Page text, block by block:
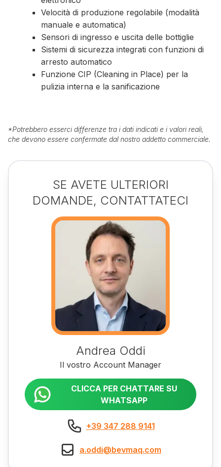
Velocità di produzione regolabile (modalità
manuale e automatica)
Sensori di ingresso e uscita delle bottiglie
Sistemi di sicurezza integrati con funzioni di
arresto automatico
Funzione CIP (Cleaning in Place) per la
pulizia interna e la sanificazione
*Potrebbero esserci differenze tra i dati indicati e i valori reali,
che devono essere confermate dal nostro addetto commerciale.
SE AVETE ULTERIORI
DOMANDE, CONTATTATECI
Andrea Oddi
Il vostro Account Manager
CLICCA PER CHATTARE SU
WHATSAPP
+39 347 288 9141
a.oddi@bevmaq.com